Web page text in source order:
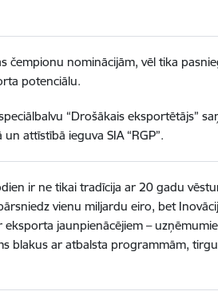
čempionu nominācijām, vēl tika
potenciālu.
“Drošākais eksportētājs”
attīstībā ieguva SIA “RGP”.
ir ne tikai tradīcija ar 20 gadu
vienu miljardu eiro, bet
jaunpienācējiem –
blakus ar atbalsta programmām,